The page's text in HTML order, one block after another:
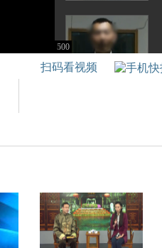
1
2
3
4
5
6
7
8
9
10
11
12
13
14
15
16
17
18
19
20
21
22
23
24
25
26
27
28
29
30
31
32
33
34
35
36
37
38
39
40
41
42
43
44
45
46
47
48
49
50
51
52
53
54
55
56
57
58
59
60
61
62
63
64
65
66
67
68
69
70
71
72
73
74
75
76
77
78
79
80
81
82
83
84
85
86
87
88
89
90
91
92
93
94
95
96
97
98
99
100
101
102
103
104
105
106
107
108
109
110
111
112
113
114
115
116
117
118
119
120
121
122
123
124
125
126
127
128
129
130
131
132
133
134
135
136
137
138
139
140
141
142
143
144
145
146
147
148
149
150
151
152
153
154
155
156
157
158
159
160
161
162
163
164
165
166
167
168
169
170
171
172
173
174
175
176
177
178
179
180
181
182
183
184
185
186
187
188
189
190
191
192
193
194
195
196
197
198
199
200
201
202
203
204
205
206
207
208
209
210
211
212
213
214
215
216
217
218
219
220
221
222
223
224
225
226
227
228
229
230
231
232
233
234
235
236
237
238
239
240
241
242
243
244
245
246
247
248
249
250
251
252
253
254
255
256
257
258
259
260
261
262
263
264
265
266
267
268
269
270
271
272
273
274
275
276
277
278
279
280
281
282
283
284
285
286
287
288
289
290
291
292
293
294
295
296
297
298
299
300
301
302
303
304
305
306
307
308
309
310
311
312
313
314
315
316
317
318
319
320
321
322
323
324
325
326
327
328
329
330
331
332
333
334
335
336
337
338
339
340
341
342
343
344
345
346
347
348
349
350
351
352
353
354
355
356
357
358
359
360
361
362
363
364
365
366
367
368
369
370
371
372
373
374
375
376
377
378
379
380
381
382
383
384
385
386
387
388
389
390
391
392
393
394
395
396
397
398
399
400
401
402
403
404
405
406
407
408
409
410
411
412
413
414
415
416
417
418
419
420
421
422
423
424
425
426
427
428
429
430
431
432
433
434
435
436
437
438
439
440
441
442
443
444
445
446
447
448
449
450
451
452
453
454
455
456
457
458
459
460
461
462
463
464
465
466
467
468
469
470
471
472
473
474
475
476
477
478
479
480
481
482
483
484
485
486
487
488
489
490
491
492
493
494
495
496
497
498
499
500
扫码看视频